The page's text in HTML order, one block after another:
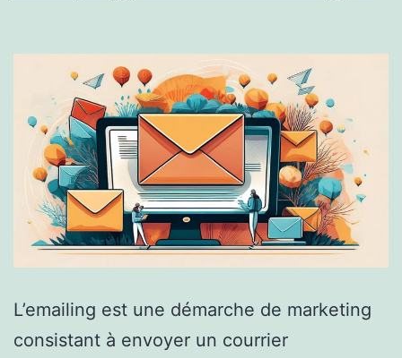
L’emailing est une démarche de marketing
consistant à envoyer un courrier